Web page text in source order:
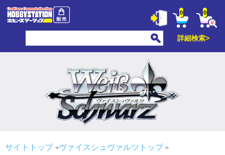
0 0
詳細検索>
サイトトップ
ヴァイスシュヴァルツトップ